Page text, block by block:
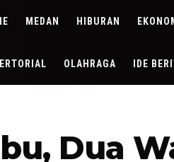
MEDAN HIBURAN
OLAHRAGA IDE
Dua